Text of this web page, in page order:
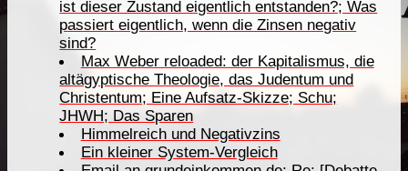
ist dieser Zustand eigentlich entstanden?; Was
passiert eigentlich, wenn die Zinsen negativ
sind?
Max Weber reloaded: der Kapitalismus, die
altägyptische Theologie, das Judentum und
Christentum; Eine Aufsatz-Skizze; Schu;
JHWH; Das Sparen
Himmelreich und Negativzins
Ein kleiner System-Vergleich